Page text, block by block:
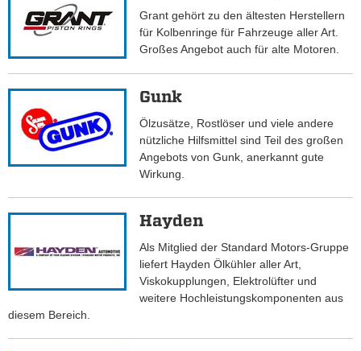
Grant gehört zu den ältesten Herstellern
für Kolbenringe für Fahrzeuge aller Art.
Großes Angebot auch für alte Motoren.
Gunk
Ölzusätze, Rostlöser und viele andere
nützliche Hilfsmittel sind Teil des großen
Angebots von Gunk, anerkannt gute
Wirkung.
Hayden
Als Mitglied der Standard Motors-Gruppe
liefert Hayden Ölkühler aller Art,
Viskokupplungen, Elektrolüfter und
weitere Hochleistungskomponenten aus
diesem Bereich.